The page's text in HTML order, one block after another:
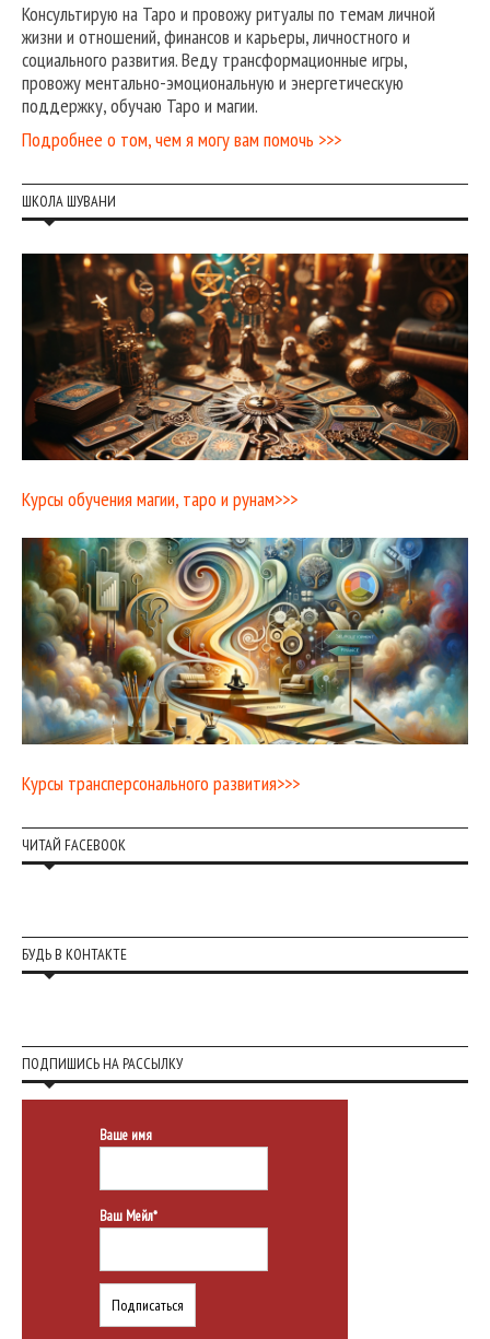
Консультирую на Таро и провожу ритуалы по темам личной
жизни и отношений, финансов и карьеры, личностного и
социального развития. Веду трансформационные игры,
провожу ментально-эмоциональную и энергетическую
поддержку, обучаю Таро и магии.
Подробнее о том, чем я могу вам помочь >>>
ШКОЛА ШУВАНИ
Курсы обучения магии, таро и рунам>>>
Курсы трансперсонального развития>>>
ЧИТАЙ FACEBOOK
БУДЬ В КОНТАКТЕ
ПОДПИШИСЬ НА РАССЫЛКУ
Ваше имя
Ваш Мейл*